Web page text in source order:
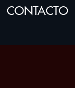
CONTACTO